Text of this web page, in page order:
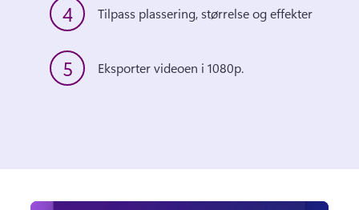
4 Tilpass plassering, størrelse og effekter
5